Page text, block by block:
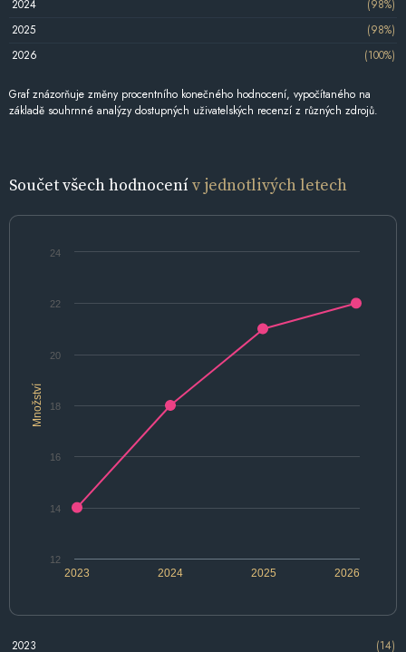
2024
(98%)
2025
(98%)
2026
(100%)
Graf znázorňuje změny procentního konečného hodnocení, vypočítaného na
základě souhrnné analýzy dostupných uživatelských recenzí z různých zdrojů.
Součet všech hodnocenív jednotlivých letech
Množství
2024 2026
2023 2025
12
14
16
18
20
22
24
2023
(14)